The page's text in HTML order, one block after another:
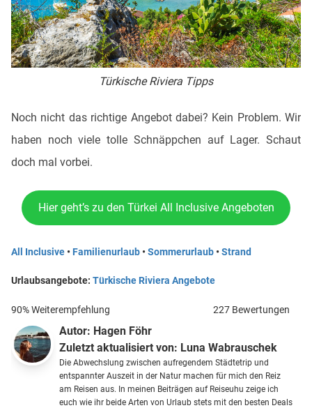
Türkische Riviera Tipps
Noch nicht das richtige Angebot dabei? Kein Problem. Wir
haben noch viele tolle Schnäppchen auf Lager. Schaut
doch mal vorbei.
Hier geht’s zu den Türkei All Inclusive Angeboten
All Inclusive • Familienurlaub •Sommerurlaub •Strand
Urlaubsangebote: Türkische Riviera Angebote
90% Weiterempfehlung 227 Bewertungen
Autor: Hagen Föhr
Zuletzt aktualisiert von: Luna Wabrauschek
Die Abwechslung zwischen aufregendem Städtetrip und
entspannter Auszeit in der Natur machen für mich den Reiz
am Reisen aus. In meinen Beiträgen auf Reiseuhu zeige ich
euch wie ihr beide Arten von Urlaub stets mit den besten Deals